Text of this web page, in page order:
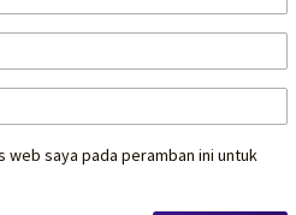
web saya pada peramban ini untuk